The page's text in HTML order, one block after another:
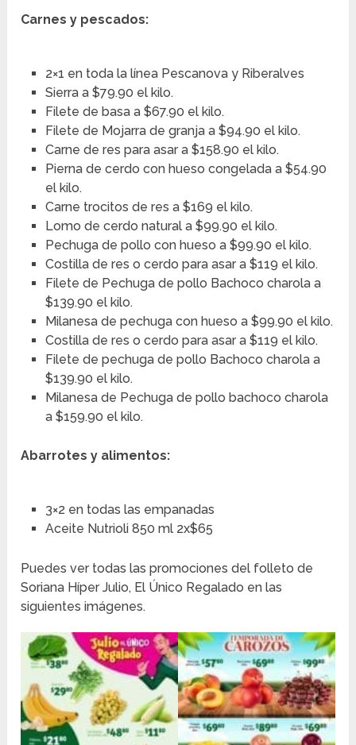
Carnes y pescados:
2×1 en toda la línea Pescanova y Riberalves
Sierra a $79.90 el kilo.
Filete de basa a $67.90 el kilo.
Filete de Mojarra de granja a $94.90 el kilo.
Carne de res para asar a $158.90 el kilo.
Pierna de cerdo con hueso congelada a $54.90
el kilo.
Carne trocitos de res a $169 el kilo.
Lomo de cerdo natural a $99.90 el kilo.
Pechuga de pollo con hueso a $99.90 el kilo.
Costilla de res o cerdo para asar a $119 el kilo.
Filete de Pechuga de pollo Bachoco charola a
$139.90 el kilo.
Milanesa de pechuga con hueso a $99.90 el kilo.
Costilla de res o cerdo para asar a $119 el kilo.
Filete de pechuga de pollo Bachoco charola a
$139.90 el kilo.
Milanesa de Pechuga de pollo bachoco charola
a $159.90 el kilo.
Abarrotes y alimentos:
3×2 en todas las empanadas
Aceite Nutrioli 850 ml 2x$65
Puedes ver todas las promociones del folleto de
Soriana Híper Julio, El Único Regalado en las
siguientes imágenes.